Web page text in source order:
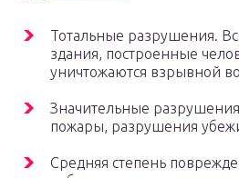
Тотальные разрушения.
здания, построенные
уничтожаются взрывной
Значительные
пожары, разрушения
Средняя степень